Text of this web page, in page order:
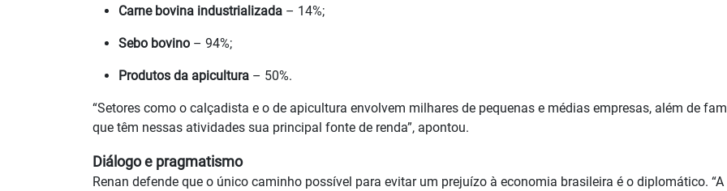
Carne bovina industrializada – 14%;
Sebo bovino – 94%;
Produtos da apicultura – 50%.
“Setores como o calçadista e o de apicultura envolvem milhares de pequenas e médias empresas, além de
que têm nessas atividades sua principal fonte de renda”, apontou.
Diálogo e pragmatismo
Renan defende que o único caminho possível para evitar um prejuízo à economia brasileira é o diplomático. “A